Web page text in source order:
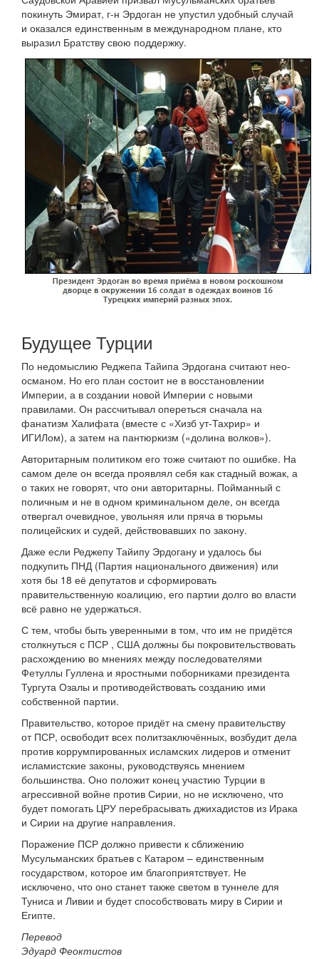
покинуть Эмират, г-н Эрдоган не упустил удобный случай
и оказался единственным в международном плане, кто
выразил Братству свою поддержку.
Будущее Турции
По недомыслию Реджепа Тайипа Эрдогана считают нео-
османом. Но его план состоит не в восстановлении
Империи, а в создании новой Империи с новыми
правилами. Он рассчитывал опереться сначала на
фанатизм Халифата (вместе с «Хизб ут-Тахрир» и
ИГИЛом), а затем на пантюркизм («долина волков»).
Авторитарным политиком его тоже считают по ошибке. На
самом деле он всегда проявлял себя как стадный вожак, а
о таких не говорят, что они авторитарны. Пойманный с
поличным и не в одном криминальном деле, он всегда
отвергал очевидное, увольняя или пряча в тюрьмы
полицейских и судей, действовавших по закону.
Даже если Реджепу Тайипу Эрдогану и удалось бы
подкупить ПНД (Партия национального движения) или
хотя бы 18 её депутатов и сформировать
правительственную коалицию, его партии долго во власти
всё равно не удержаться.
С тем, чтобы быть уверенными в том, что им не придётся
столкнуться с ПСР , США должны бы покровительствовать
расхождению во мнениях между последователями
Фетуллы Гуллена и яростными поборниками президента
Тургута Озалы и противодействовать созданию ими
собственной партии.
Правительство, которое придёт на смену правительству
от ПСР, освободит всех политзаключённых, возбудит дела
против коррумпированных исламских лидеров и отменит
исламистские законы, руководствуясь мнением
большинства. Оно положит конец участию Турции в
агрессивной войне против Сирии, но не исключено, что
будет помогать ЦРУ перебрасывать джихадистов из Ирака
и Сирии на другие направления.
Поражение ПСР должно привести к сближению
Мусульманских братьев с Катаром – единственным
государством, которое им благоприятствует. Не
исключено, что оно станет также светом в туннеле для
Туниса и Ливии и будет способствовать миру в Сирии и
Египте.
Перевод
Эдуард Феоктистов